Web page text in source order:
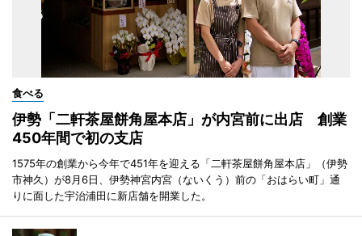
食べる
伊勢「二軒茶屋餅角屋本店」が内宮前に出店 創業
450年間で初の支店
1575年の創業から今年で451年を迎える「二軒茶屋餅角屋本店」（伊勢
市神久）が8月6日、伊勢神宮内宮（ないくう）前の「おはらい町」通
りに面した宇治浦田に新店舗を開業した。